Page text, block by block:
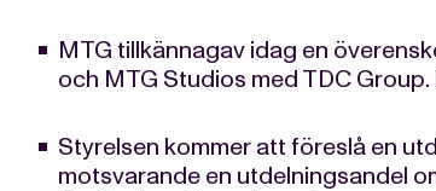
MTG tillkännagav idag en
och MTG Studios med TDC
Styrelsen kommer att föreslå en
motsvarande en utdelningsandel